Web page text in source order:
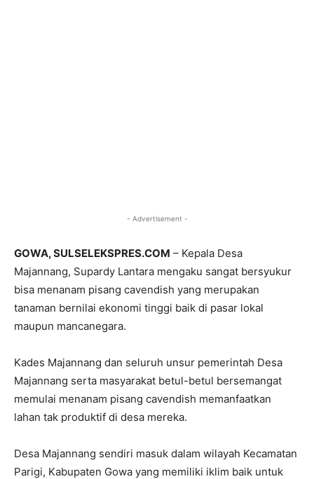
- Advertisement -
GOWA, SULSELEKSPRES.COM – Kepala Desa
Majannang, Supardy Lantara mengaku sangat bersyukur
bisa menanam pisang cavendish yang merupakan
tanaman bernilai ekonomi tinggi baik di pasar lokal
maupun mancanegara.
Kades Majannang dan seluruh unsur pemerintah Desa
Majannang serta masyarakat betul-betul bersemangat
memulai menanam pisang cavendish memanfaatkan
lahan tak produktif di desa mereka.
Desa Majannang sendiri masuk dalam wilayah Kecamatan
Parigi, Kabupaten Gowa yang memiliki iklim baik untuk